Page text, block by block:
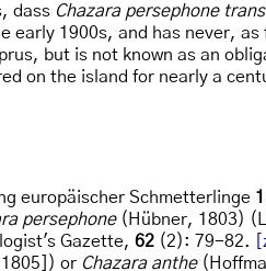
dass Chazara persephone
early 1900s, and has never,
but is not known as an
on the island for nearly a
europäischer Schmetterlinge 1
persephone(Hübner, 1803)
Gazette, 62 (2): 79-82.
or Chazara anthe